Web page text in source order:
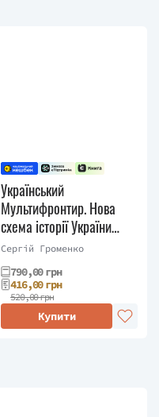
Український
Мультифронтир. Нова
схема історії України
(неоліт — початок ХХ
століття)
Сергій Громенко
790,00 грн
416,00 грн
520,00 грн
Купити